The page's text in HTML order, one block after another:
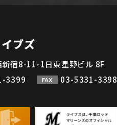
ブズ
新宿8-11-1日東星野ビル 8F
3399 FAX 03-5331-3398